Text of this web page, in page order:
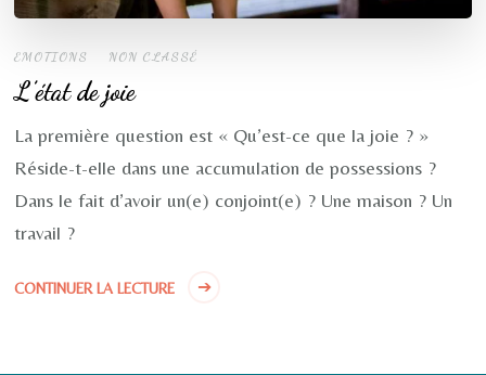
EMOTIONS NON CLASSÉ
L’état de joie
La première question est « Qu’est-ce que la joie ? »
Réside-t-elle dans une accumulation de possessions ?
Dans le fait d’avoir un(e) conjoint(e) ? Une maison ? Un
travail ?
CONTINUER LA LECTURE